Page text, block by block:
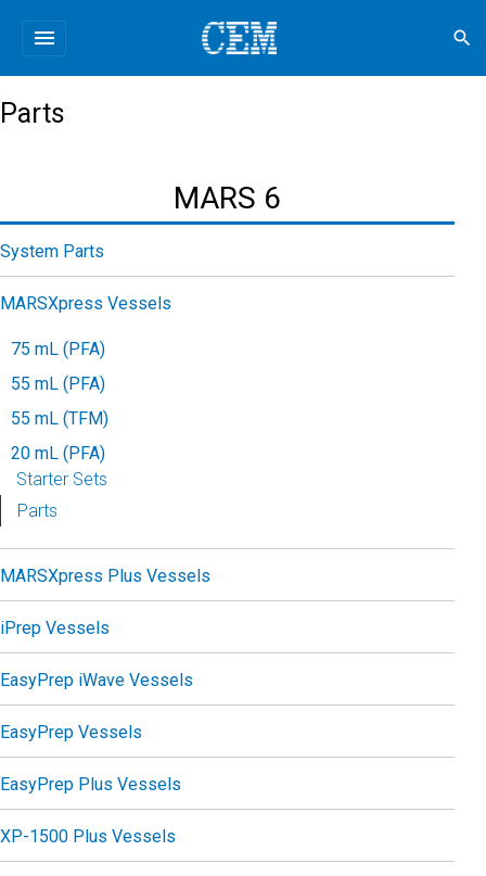
menu search
Parts
MARS 6
System Parts
MARSXpress Vessels
75 mL (PFA)
55 mL (PFA)
55 mL (TFM)
20 mL (PFA)
Starter Sets
Parts
MARSXpress Plus Vessels
iPrep Vessels
EasyPrep iWave Vessels
EasyPrep Vessels
EasyPrep Plus Vessels
XP-1500 Plus Vessels